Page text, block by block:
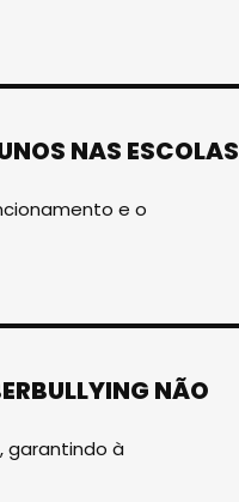
NAS ESCOLAS
e o
NÃO
garantindo à